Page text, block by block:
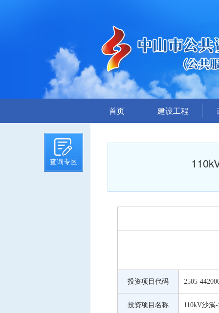
查询专区
首页 建设工程
招标文件提前公示
评标结果公示
投资项目代码 2505-
投资项目名称 110kV沙溪